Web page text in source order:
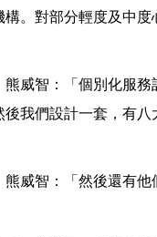
。對部分輕度及中
威智：「個別化服務
我們設計一套，有
威智：「然後還有他